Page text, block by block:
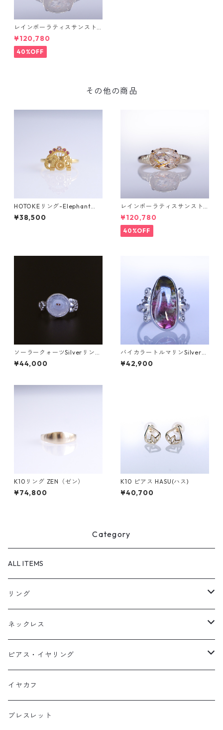
レインボーラティスサンスト
ーン＆ダイヤK10リング FATA
(ファタ）[F019]
¥120,780
40%OFF
その他の商品
HOTOKEリング-Elephant
（象）-
¥38,500
レインボーラティスサンスト
ーン＆ダイヤK10リング FATA
(ファタ）[F019]
¥120,780
40%OFF
ソーラークォーツSilverリング
HIME(ヒメ） [H003]
¥44,000
バイカラートルマリンSilverリ
ング SALGA(サルガ）[S002]
¥42,900
K10リング ZEN（ゼン）
¥74,800
K10 ピアス HASU(ハス)
¥40,700
Category
ALL ITEMS
リング
天然石1点ものリング【Gold】（在庫ありのみ絞込）
天然石1点ものリング【Silver】（在庫ありのみ絞込）
定番リング
ネックレス
天然石1点ものネックレス（在庫ありのみ絞込）
定番ネックレス
ピアス・イヤリング
天然石1点ものピアス（在庫ありのみ絞込）
定番ピアス/イヤリング
イヤカフ
ブレスレット